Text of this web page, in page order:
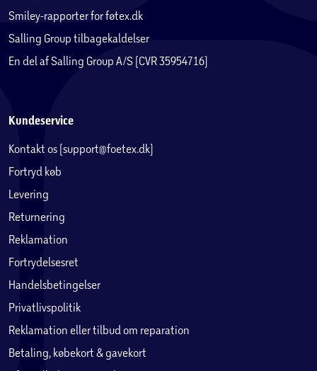
Smiley-rapporter for føtex.dk
Salling Group tilbagekaldelser
En del af Salling Group A/S (CVR 35954716)
Kundeservice
Kontakt os (support@foetex.dk)
Fortryd køb
Levering
Returnering
Reklamation
Fortrydelsesret
Handelsbetingelser
Privatlivspolitik
Reklamation eller tilbud om reparation
Betaling, købekort & gavekort